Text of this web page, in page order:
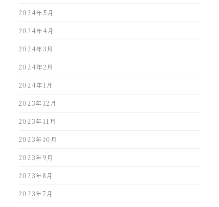
2024年5月
2024年4月
2024年3月
2024年2月
2024年1月
2023年12月
2023年11月
2023年10月
2023年9月
2023年8月
2023年7月